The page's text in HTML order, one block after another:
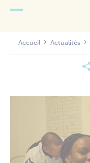
Accueil Actualités